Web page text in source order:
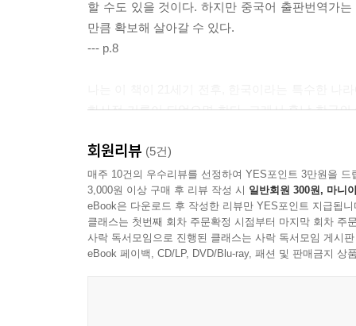
할 수도 있을 것이다. 하지만 중국어 출판번역가
만큼 확보해 살아갈 수 있다.
--- p.8
화사적 기록이 되었으면 한다. 그래서 훗날 한국
--- p.10
그도 그럴 것이 『죽은 불 다시 살아나』는 사실
였고 나는 이 몹쓸 책을 번역하면서 번역가의 정
에 혼신의 힘을 불어넣음으로써 그 후로는 어떤
했고 초판 인쇄부수 5백 부가 소진되기까지 10년
회원리뷰 (5건)
매주 10건의 우수리뷰를 선정하여 YES포인트 3만원을 드
3,000원 이상 구매 후 리뷰 작성 시 일반회원 300원, 마니
eBook은 다운로드 후 작성한 리뷰만 YES포인트 지급됩니
클래스는 첫번째 회차 주문확정 시점부터 마지막 회차 주
사락 독서모임으로 진행된 클래스는 사락 독서모임 게시
eBook 페이백, CD/LP, DVD/Blu-ray, 패션 및 판매금지 상